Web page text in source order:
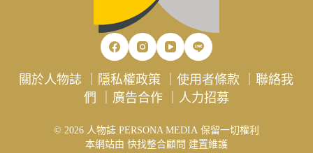
關於人物誌 隱私權政策 ｜使用者條款 ｜聯絡我
們
廣告合作｜ 人力招募
© 2026 人物誌 PERSONA MEDIA 保留一切權利
本網站由 快找整合顧問 建置維護